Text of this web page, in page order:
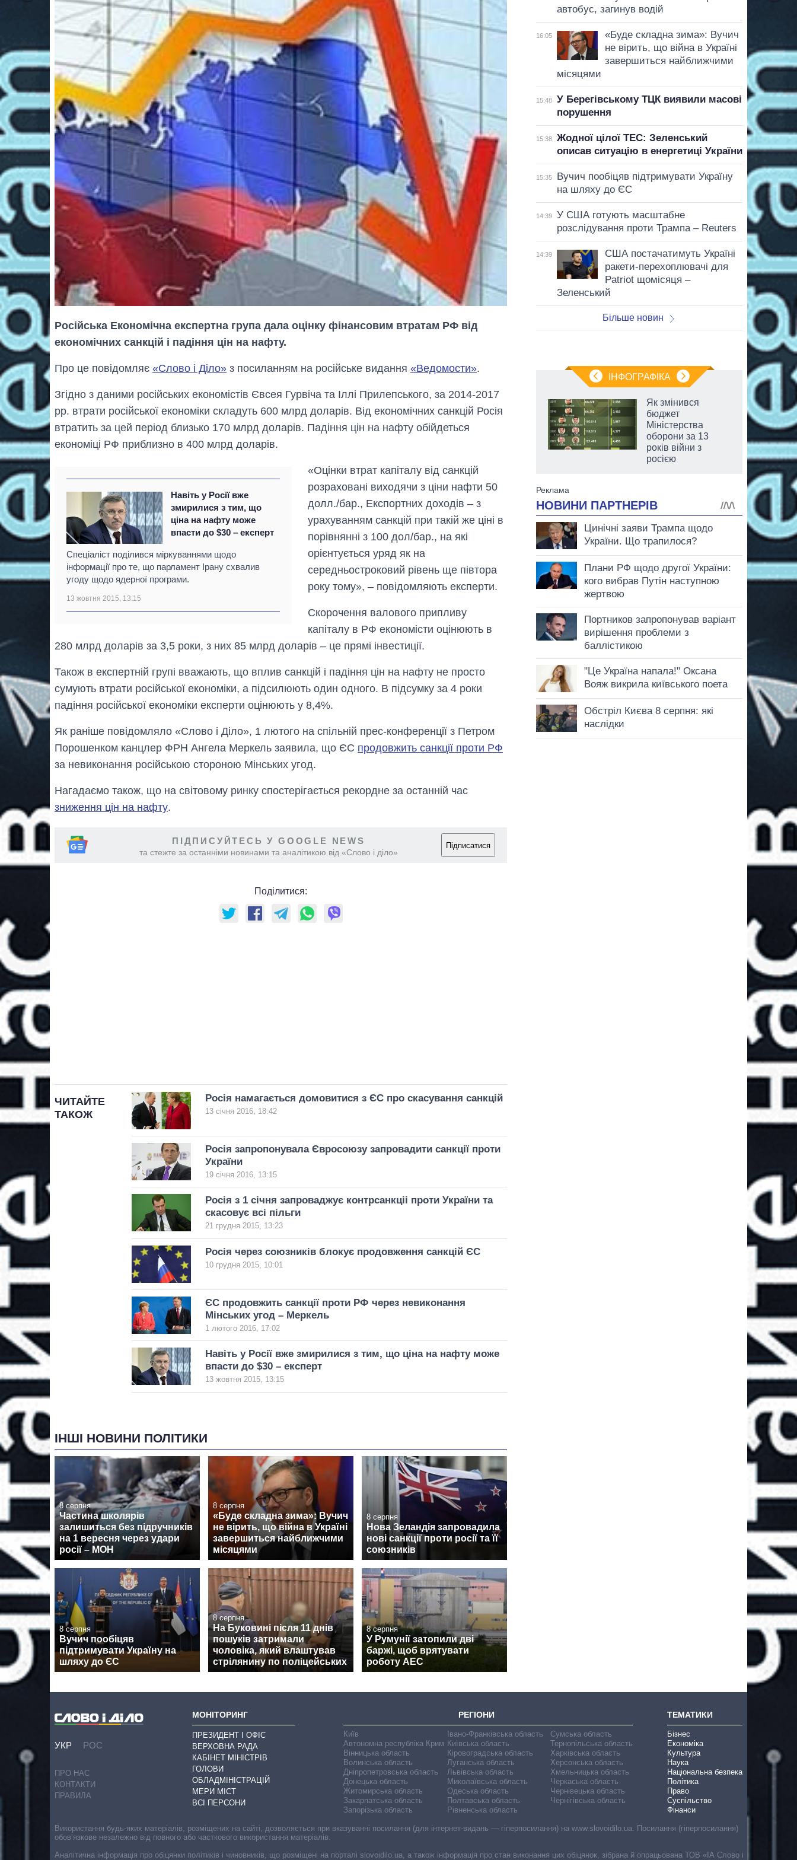
Російська Економічна експертна група дала оцінку фінансовим втратам РФ від
економічних санкцій і падіння цін на нафту.
Про це повідомляє «Слово і Діло» з посиланням на російське видання «Ведомости».
Згідно з даними російських економістів Євсея Гурвіча та Іллі Прилепського, за 2014-2017
рр. втрати російської економіки складуть 600 млрд доларів. Від економічних санкцій Росія
втратить за цей період близько 170 млрд доларів. Падіння цін на нафту обійдеться
економіці РФ приблизно в 400 млрд доларів.
Навіть у Росії вже
змирилися з тим, що
ціна на нафту може
впасти до $30 – експерт
Спеціаліст поділився міркуваннями щодо
інформації про те, що парламент Ірану схвалив
угоду щодо ядерної програми.
13 жовтня 2015, 13:15
«Оцінки втрат капіталу від санкцій
розраховані виходячи з ціни нафти 50
долл./бар., Експортних доходів – з
урахуванням санкцій при такій же ціні в
порівнянні з 100 дол/бар., на які
орієнтується уряд як на
середньостроковий рівень ще півтора
року тому», – повідомляють експерти.
Скорочення валового припливу
капіталу в РФ економісти оцінюють в
280 млрд доларів за 3,5 роки, з них 85 млрд доларів – це прямі інвестиції.
Також в експертній групі вважають, що вплив санкцій і падіння цін на нафту не просто
сумують втрати російської економіки, а підсилюють один одного. В підсумку за 4 роки
падіння російської економіки експерти оцінюють у 8,4%.
Як раніше повідомляло «Слово і Діло», 1 лютого на спільній прес-конференції з Петром
Порошенком канцлер ФРН Ангела Меркель заявила, що ЄС продовжить санкції проти РФ
за невиконання російською стороною Мінських угод.
Нагадаємо також, що на світовому ринку спостерігається рекордне за останній час
зниження цін на нафту.
ПІДПИСУЙТЕСЬ У GOOGLE NEWS
та стежте за останніми новинами та аналітикою від «Слово і діло»
Підписатися
Поділитися:
ЧИТАЙТЕ
ТАКОЖ
Росія намагається домовитися з ЄС про скасування санкцій
13 січня 2016, 18:42
Росія запропонувала Євросоюзу запровадити санкції проти
України
19 січня 2016, 13:15
Росія з 1 січня запроваджує контрсанкціі проти України та
скасовує всі пільги
21 грудня 2015, 13:23
Росія через союзників блокує продовження санкцій ЄС
10 грудня 2015, 10:01
ЄС продовжить санкції проти РФ через невиконання
Мінських угод – Меркель
1 лютого 2016, 17:02
Навіть у Росії вже змирилися з тим, що ціна на нафту може
впасти до $30 – експерт
13 жовтня 2015, 13:15
ІНШІ НОВИНИ ПОЛІТИКИ
8 серпня
Частина школярів
залишиться без підручників
на 1 вересня через удари
росії – МОН
8 серпня
«Буде складна зима»: Вучич
не вірить, що війна в Україні
завершиться найближчими
місяцями
8 серпня
Нова Зеландія запровадила
нові санкції проти росії та її
союзників
8 серпня
Вучич пообіцяв
підтримувати Україну на
шляху до ЄС
8 серпня
На Буковині після 11 днів
пошуків затримали
чоловіка, який влаштував
стрілянину по поліцейських
8 серпня
У Румунії затопили дві
баржі, щоб врятувати
роботу АЕС
автобус, загинув водій
16:05
«Буде складна зима»: Вучич
не вірить, що війна в Україні
завершиться найближчими
місяцями
15:48
У Берегівському ТЦК виявили масові
порушення
15:38
Жодної цілої ТЕС: Зеленський
описав ситуацію в енергетиці України
15:35
Вучич пообіцяв підтримувати Україну
на шляху до ЄС
14:39
У США готують масштабне
розслідування проти Трампа – Reuters
14:39
США постачатимуть Україні
ракети-перехоплювачі для
Patriot щомісяця –
Зеленський
Більше новин
ІНФОГРАФІКА
років: хто і як
довго обіймав
посаду керівника
Як змінився
бюджет
Міністерства
оборони за 13
років війни з
росією
УКР РОС
ПРО НАС
КОНТАКТИ
ПРАВИЛА
МОНІТОРИНГ
ПРЕЗИДЕНТ І ОФІС
ВЕРХОВНА РАДА
КАБІНЕТ МІНІСТРІВ
ГОЛОВИ
ОБЛАДМІНІСТРАЦІЙ
МЕРИ МІСТ
ВСІ ПЕРСОНИ
РЕГІОНИ
Київ
Автономна республіка Крим
Вінницька область
Волинська область
Дніпропетровська область
Донецька область
Житомирська область
Закарпатська область
Запорізька область
Івано-Франківська область
Київська область
Кіровоградська область
Луганська область
Львівська область
Миколаївська область
Одеська область
Полтавська область
Рівненська область
Сумська область
Тернопільська область
Харківська область
Херсонська область
Хмельницька область
Черкаська область
Чернівецька область
Чернігівська область
ТЕМАТИКИ
Бізнес
Економіка
Культура
Наука
Національна безпека
Політика
Право
Суспільство
Фінанси
Використання будь-яких матеріалів, розміщених на сайті, дозволяється при вказуванні посилання (для інтернет-видань — гіперпосилання) на www.slovoidilo.ua. Посилання (гіперпосилання)
обов’язкове незалежно від повного або часткового використання матеріалів.
Аналітична інформація про обіцянки політиків і чиновників, що розміщені на порталі slovoidilo.ua, а також інформація про стан виконання цих обіцянок, зібрана й опрацьована ТОВ «ІА Слово і